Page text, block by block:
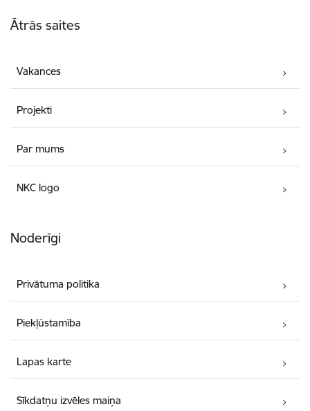
Ātrās saites
Vakances
Projekti
Par mums
NKC logo
Noderīgi
Privātuma politika
Piekļūstamība
Lapas karte
Sīkdatņu izvēles maiņa